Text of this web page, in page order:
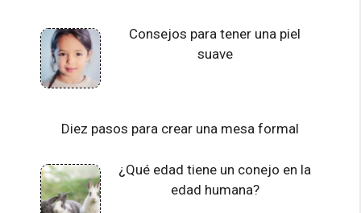
Consejos para tener una piel
suave
Diez pasos para crear una mesa formal
¿Qué edad tiene un conejo en la
edad humana?